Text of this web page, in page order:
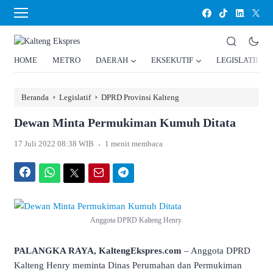
HOME METRO DAERAH EKSEKUTIF LEGISLATIF
Beranda › Legislatif › DPRD Provinsi Kalteng
Dewan Minta Permukiman Kumuh Ditata
17 Juli 2022 08:38 WIB . 1 menit membaca
Anggota DPRD Kalteng Henry.
PALANGKA RAYA, KaltengEkspres.com – Anggota DPRD
Kalteng Henry meminta Dinas Perumahan dan Permukiman